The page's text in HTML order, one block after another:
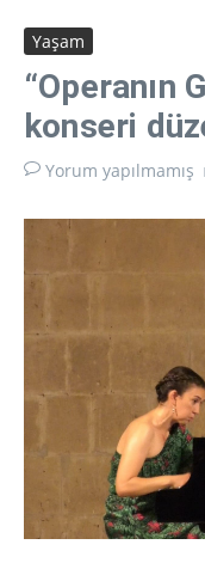
Yaşam
“Operanın
konseri
Yorum yapılmamış